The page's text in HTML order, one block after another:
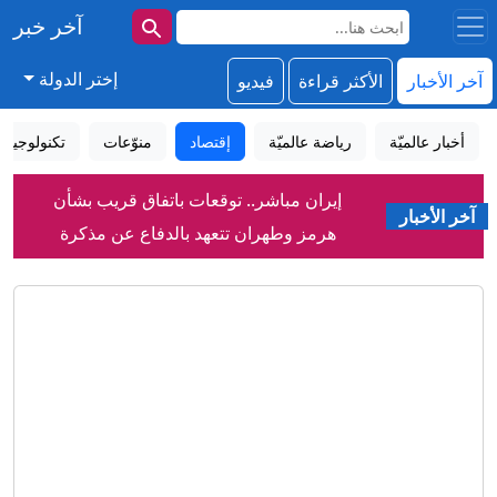
آخر خبر
آخر الأخبار الأكثر قراءة فيديو إختر الدولة
أخبار عالميّة رياضة عالميّة إقتصاد منوّعات تكنولوجيا
آخر الأخبار
إيران مباشر.. توقعات باتفاق قريب بشأن
هرمز وطهران تتعهد بالدفاع عن مذكرة
التفاهم
الاتحاد الأوروبي ينتقد ميتا وتيك توك: أخبار